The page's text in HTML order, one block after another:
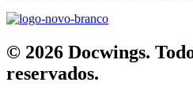
© 2026 Docwings.
reservados.